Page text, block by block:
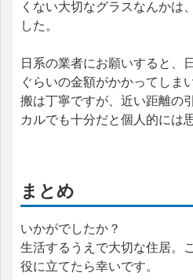
くない大切なグラスなんかは
した。
日系の業者にお願いすると、
ぐらいの金額がかかってしま
搬は丁寧ですが、近い距離の
カルでも十分だと個人的には
まとめ
いかがでしたか？
生活するうえで大切な住居。
役に立てたら幸いです。